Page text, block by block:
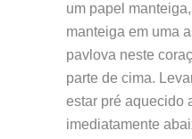
um papel
manteiga em uma
pavlova neste
parte de cima.
estar pré aquecido
imediatamente